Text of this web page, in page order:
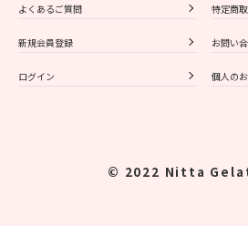
よくあるご質問 特定商
新規会員登録 お問い
ログイン 個人の
© 2022 Nitta